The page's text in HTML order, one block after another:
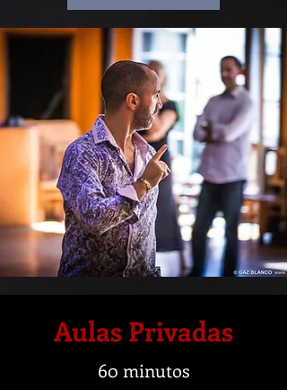
Aulas Privadas
60 minutos